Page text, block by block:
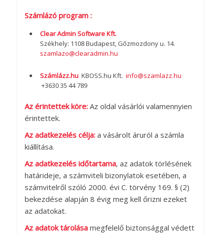
Számlázó program :
Clear Admin Software Kft.
Székhely: 1108 Budapest, Gőzmozdony u. 14.
szamlazo@clearadmin.hu
Számlázz.hu KBOSS.hu Kft. info@szamlazz.hu
+3630 35 44 789
Az érintettek köre: Az oldal vásárlói valamennyien
érintettek.
Az adatkezelés célja: a vásárolt áruról a számla
kiállítása.
Az adatkezelés időtartama, az adatok törlésének
határideje, a számviteli bizonylatok esetében, a
számvitelről szóló 2000. évi C. törvény 169. § (2)
bekezdése alapján 8 évig meg kell őrizni ezeket
az adatokat.
Az adatok tárolása megfelelő biztonsággal védett